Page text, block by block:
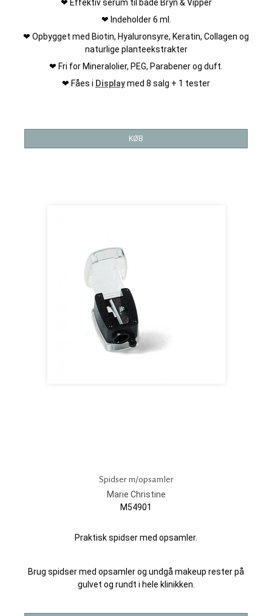
❤ Effektiv serum til både Bryn & Vipper
❤ Indeholder 6 ml.
❤ Opbygget med Biotin, Hyaluronsyre, Keratin, Collagen og
naturlige planteekstrakter
❤ Fri for Mineralolier, PEG, Parabener og duft.
❤ Fåes i Displaymed 8 salg + 1 tester
KØB
Spidser m/opsamler
Marie Christine
M54901
Praktisk spidser med opsamler.
Brug spidser med opsamler og undgå makeup rester på
gulvet og rundt i hele klinikken.